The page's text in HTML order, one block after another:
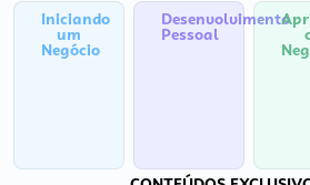
Iniciando
um
Negócio
Desenvolvimento
Pessoal